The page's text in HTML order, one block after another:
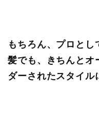
もちろん、プロと
髪でも、きちんとオ
ダーされたスタイル